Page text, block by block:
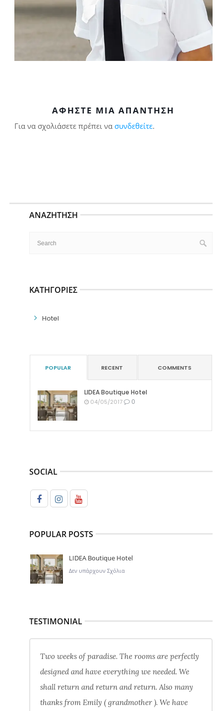
ΑΦΉΣΤΕ ΜΙΑ ΑΠΆΝΤΗΣΗ
Για να σχολιάσετε πρέπει να συνδεθείτε.
ΑΝΑΖΉΤΗΣΗ
ΚΑΤΗΓΟΡΊΕΣ
Hotel
POPULAR RECENT COMMENTS
LIDEA Boutique Hotel
04/05/2017 0
SOCIAL
POPULAR POSTS
LIDEA Boutique Hotel
Δεν υπάρχουν Σχόλια
TESTIMONIAL
Two weeks of paradise. The rooms are perfectly
designed and have everything we needed. We
shall return and return and return. Also many
thanks from Emily ( grandmother ). We have